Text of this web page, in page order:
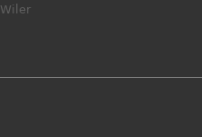
Wiler